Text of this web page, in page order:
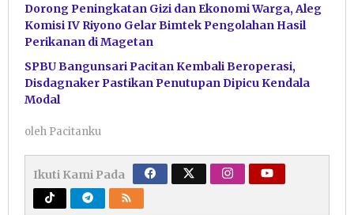
Dorong Peningkatan Gizi dan Ekonomi Warga, Aleg
Komisi IV Riyono Gelar Bimtek Pengolahan Hasil
Perikanan di Magetan
SPBU Bangunsari Pacitan Kembali Beroperasi,
Disdagnaker Pastikan Penutupan Dipicu Kendala
Modal
oleh Pacitanku
Ikuti Kami Pada